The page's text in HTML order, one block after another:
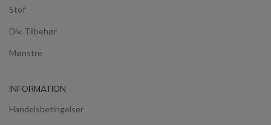
Stof
Div. Tilbehør
Mønstre
INFORMATION
Handelsbetingelser